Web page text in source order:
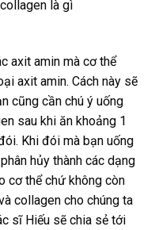
axit amin mà cơ thể
axit amin. Cách này sẽ
cũng cần chú ý uống
sau khi ăn khoảng 1
Khi đói mà bạn uống
hủy thành các dạng
cơ thể chứ không còn
collagen cho chúng ta
sĩ Hiếu sẽ chia sẻ tới